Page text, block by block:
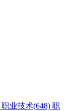
职业技术(648) 职